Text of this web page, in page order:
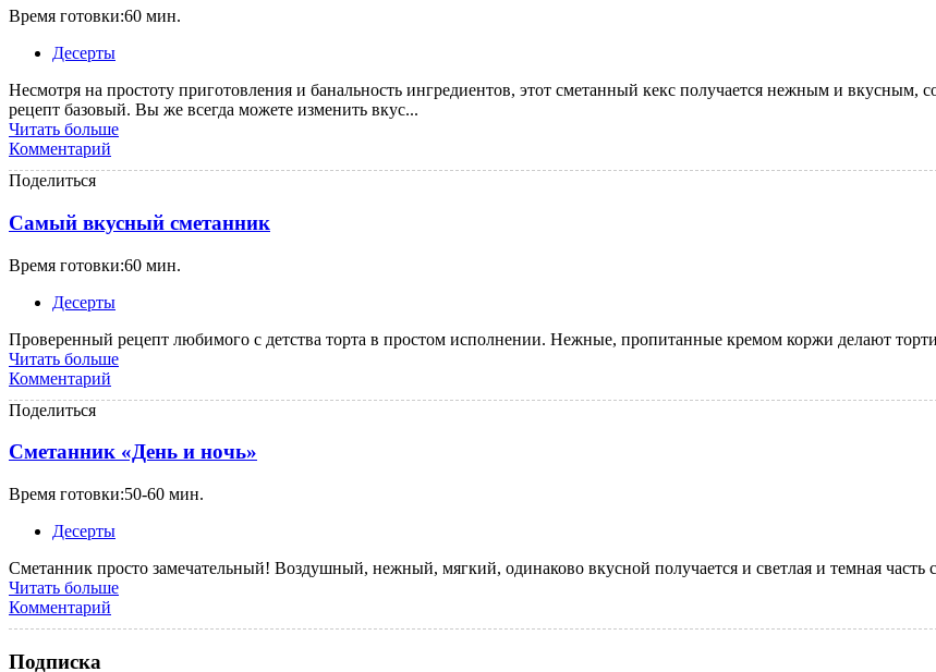
Время готовки:60 мин.
Десерты
Несмотря на простоту приготовления и банальность ингредиентов, этот сметанный кекс получается нежным и
рецепт базовый. Вы же всегда можете изменить вкус...
Читать больше
Комментарий
Поделиться
Самый вкусный сметанник
Время готовки:60 мин.
Десерты
Проверенный рецепт любимого с детства торта в простом исполнении. Нежные, пропитанные кремом коржи делают
Читать больше
Комментарий
Поделиться
Сметанник «День и ночь»
Время готовки:50-60 мин.
Десерты
Сметанник просто замечательный! Воздушный, нежный, мягкий, одинаково вкусной получается и светлая и темная часть
Читать больше
Комментарий
Подписка